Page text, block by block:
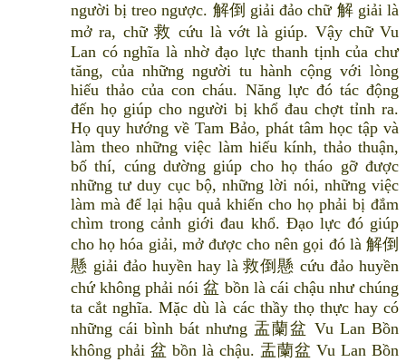
người bị treo ngược. 解倒 giải đảo chữ 解 giải là
mở ra, chữ 救 cứu là vớt là giúp. Vậy chữ Vu
Lan có nghĩa là nhờ đạo lực thanh tịnh của chư
tăng, của những người tu hành cộng với lòng
hiếu thảo của con cháu. Năng lực đó tác động
đến họ giúp cho người bị khổ đau chợt tỉnh ra.
Họ quy hướng về Tam Bảo, phát tâm học tập và
làm theo những việc làm hiếu kính, thảo thuận,
bố thí, cúng dường giúp cho họ tháo gỡ được
những tư duy cục bộ, những lời nói, những việc
làm mà để lại hậu quả khiến cho họ phải bị đắm
chìm trong cảnh giới đau khổ. Đạo lực đó giúp
cho họ hóa giải, mở được cho nên gọi đó là 解倒
懸 giải đảo huyền hay là 救倒懸 cứu đảo huyền
chứ không phải nói 盆 bồn là cái chậu như chúng
ta cắt nghĩa. Mặc dù là các thầy thọ thực hay có
những cái bình bát nhưng 盂蘭盆 Vu Lan Bồn
không phải 盆 bồn là chậu. 盂蘭盆 Vu Lan Bồn